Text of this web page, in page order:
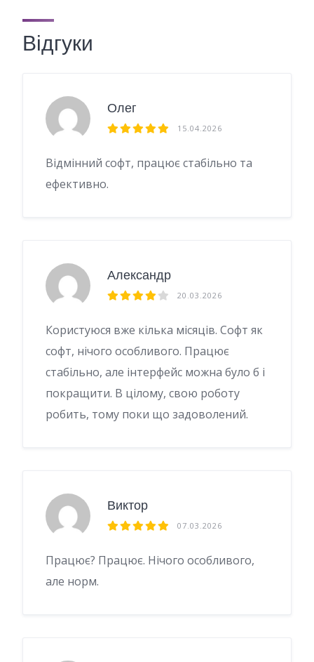
Відгуки
Олег
15.04.2026
Відмінний софт, працює стабільно та
ефективно.
Александр
20.03.2026
Користуюся вже кілька місяців. Софт як
софт, нічого особливого. Працює
стабільно, але інтерфейс можна було б і
покращити. В цілому, свою роботу
робить, тому поки що задоволений.
Виктор
07.03.2026
Працює? Працює. Нічого особливого,
але норм.